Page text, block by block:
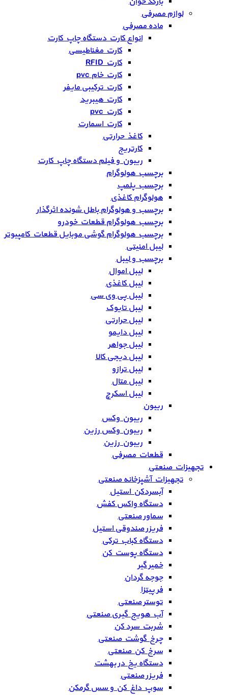
لوازم مصرفی
ماده مصرفی
انواع کارت دستگاه چاپ کارت
کارت مغناطیسی
کارت RFID
کارت خام pvc
کارت ترکیبی مایفر
کارت هیبرید
کارت pvc
کارت اسمارت
کاغذ حرارتی
کارتریج
ریبون و فیلم دستگاه چاپ کارت
برچسب هولوگرام
برچسب پلمپ
هولوگرام کاغذی
برچسب و هولوگرام باطل شونده اثرگذار
برچسب هولوگرام قطعات خودرو
برچسب هولوگرام گوشی موبایل قطعات کامپیوتر
لیبل امنیتی
برچسب و لیبل
لیبل اموال
لیبل کاغذی
لیبل پی وی سی
لیبل تایوک
لیبل حرارتی
لیبل دایمو
لیبل جواهر
لیبل دیجی کالا
لیبل ترازو
لیبل متال
لیبل اسکرچ
ریبون
ریبون وکس
ریبون وکس رزین
ریبون رزین
قطعات مصرفی
تجهیزات صنعتی
تجهیزات آشپزخانه صنعتی
آبسردکن استیل
دستگاه واکس کفش
سماور صنعتی
فریزر صندوقی استیل
دستگاه کباب ترکی
دستگاه پوست کن
خمیر گیر
جوجه گردان
فر پیتزا
توستر صنعتی
آب هویج گیری صنعتی
شربت سرد کن
چرخ گوشت صنعتی
سرخ کن صنعتی
دستگاه یخ در بهشت
فریزر صنعتی
سوپ داغ کن و سس گرمکن